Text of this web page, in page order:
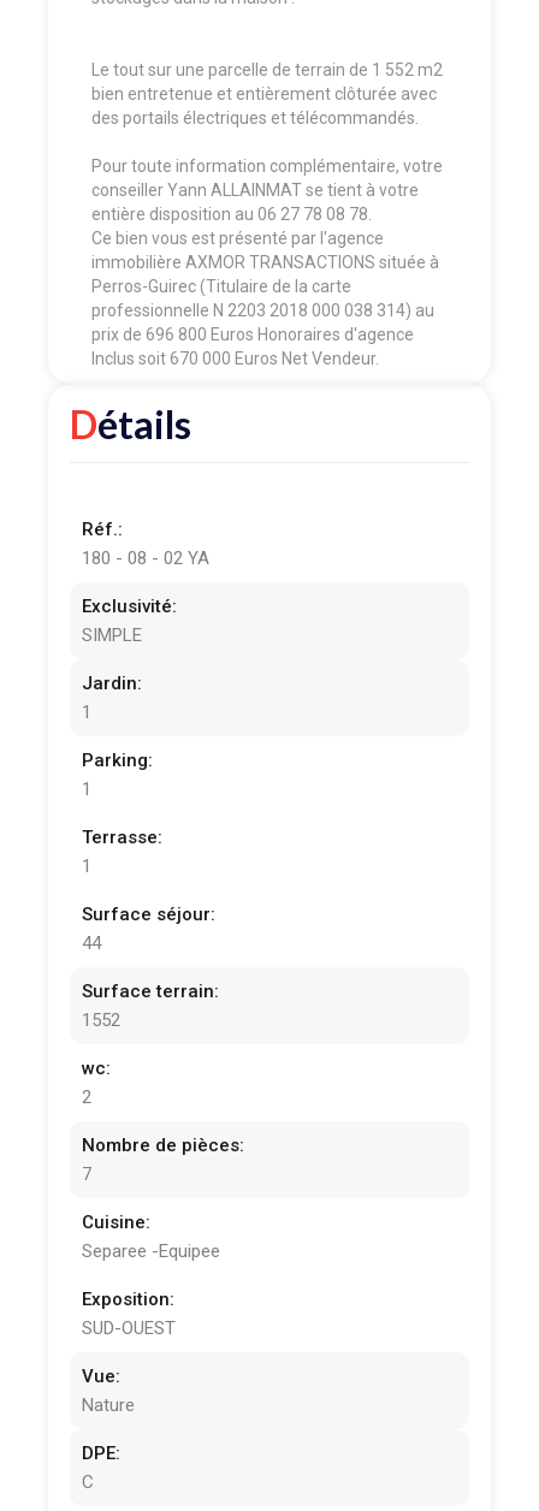
Le tout sur une parcelle de terrain de 1 552 m2
bien entretenue et entièrement clôturée avec
des portails électriques et télécommandés.
Pour toute information complémentaire, votre
conseiller Yann ALLAINMAT se tient à votre
entière disposition au 06 27 78 08 78.
Ce bien vous est présenté par l'agence
immobilière AXMOR TRANSACTIONS située à
Perros-Guirec (Titulaire de la carte
professionnelle N 2203 2018 000 038 314) au
prix de 696 800 Euros Honoraires d'agence
Inclus soit 670 000 Euros Net Vendeur.
Détails
Réf.:
180 - 08 - 02 YA
Exclusivité:
SIMPLE
Jardin:
1
Parking:
1
Terrasse:
1
Surface séjour:
44
Surface terrain:
1552
wc:
2
Nombre de pièces:
7
Cuisine:
Separee -Equipee
Exposition:
SUD-OUEST
Vue:
Nature
DPE:
C